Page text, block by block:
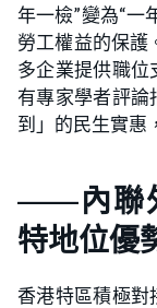
年一檢”變為“一
勞工權益的保護
多企業提供職位
有專家學者評
到」的民生實惠
——內聯
特地位優
香港特區積極對